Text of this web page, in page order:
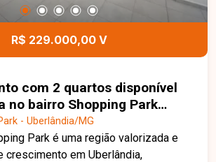
apartamento. Uma ótima
para morar em uma região em
família merecem.
R$ 229.000,00 V
com 2 quartos disponível
no bairro Shopping Park
MG
- Uberlândia/MG
Park é uma região valorizada e
crescimento em Uberlândia,